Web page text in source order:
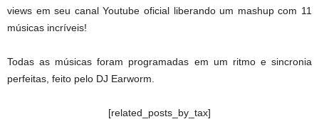
views em seu canal Youtube oficial liberando um mashup com 11
músicas incríveis!
Todas as músicas foram programadas em um ritmo e sincronia
perfeitas, feito pelo DJ Earworm.
[related_posts_by_tax]